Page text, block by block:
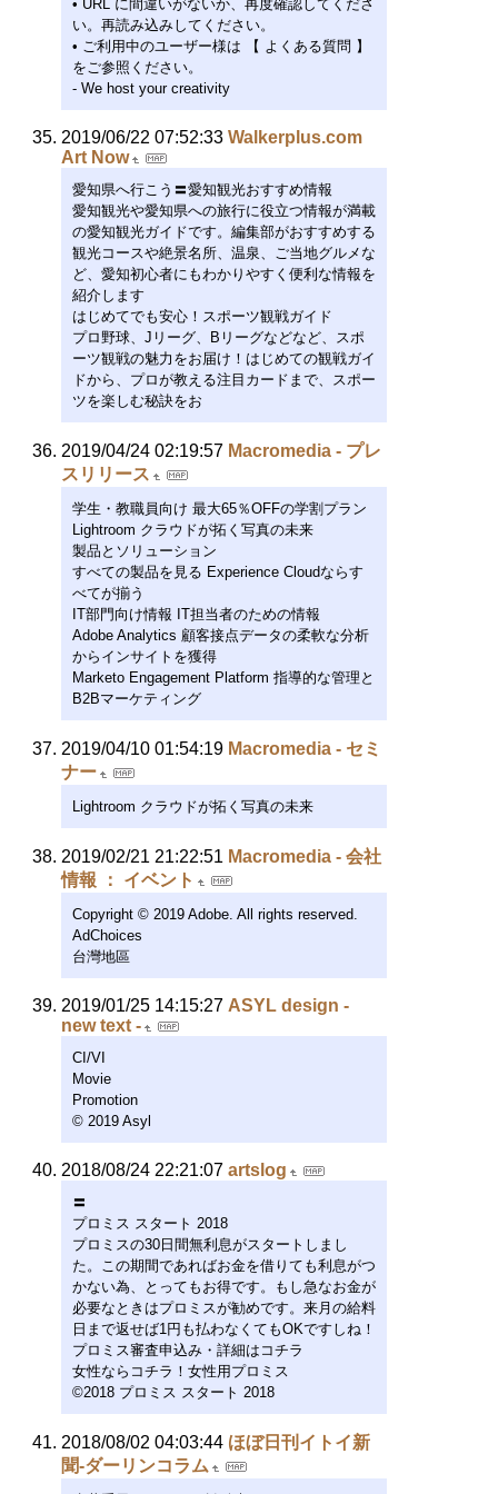
• URL に間違いがないか、再度確認してくださ
い。再読み込みしてください。
• ご利用中のユーザー様は 【 よくある質問 】
をご参照ください。
- We host your creativity
2019/06/22 07:52:33 Walkerplus.com
Art Now
愛知県へ行こう〓愛知観光おすすめ情報
愛知観光や愛知県への旅行に役立つ情報が満載
の愛知観光ガイドです。編集部がおすすめする
観光コースや絶景名所、温泉、ご当地グルメな
ど、愛知初心者にもわかりやすく便利な情報を
紹介します
はじめてでも安心！スポーツ観戦ガイド
プロ野球、Jリーグ、Bリーグなどなど、スポ
ーツ観戦の魅力をお届け！はじめての観戦ガイ
ドから、プロが教える注目カードまで、スポー
ツを楽しむ秘訣をお
2019/04/24 02:19:57 Macromedia - プレ
スリリース
学生・教職員向け 最大65％OFFの学割プラン
Lightroom クラウドが拓く写真の未来
製品とソリューション
すべての製品を見る Experience Cloudならす
べてが揃う
IT部門向け情報 IT担当者のための情報
Adobe Analytics 顧客接点データの柔軟な分析
からインサイトを獲得
Marketo Engagement Platform 指導的な管理と
B2Bマーケティング
2019/04/10 01:54:19 Macromedia - セミ
ナー
Lightroom クラウドが拓く写真の未来
2019/02/21 21:22:51 Macromedia - 会社
情報 ： イベント
Copyright © 2019 Adobe. All rights reserved.
AdChoices
台灣地區
2019/01/25 14:15:27 ASYL design -
new text -
CI/VI
Movie
Promotion
© 2019 Asyl
2018/08/24 22:21:07 artslog
〓
プロミス スタート 2018
プロミスの30日間無利息がスタートしまし
た。この期間であればお金を借りても利息がつ
かない為、とってもお得です。もし急なお金が
必要なときはプロミスが勧めです。来月の給料
日まで返せば1円も払わなくてもOKですしね！
プロミス審査申込み・詳細はコチラ
女性ならコチラ！女性用プロミス
©2018 プロミス スタート 2018
2018/08/02 04:03:44 ほぼ日刊イトイ新
聞-ダーリンコラム